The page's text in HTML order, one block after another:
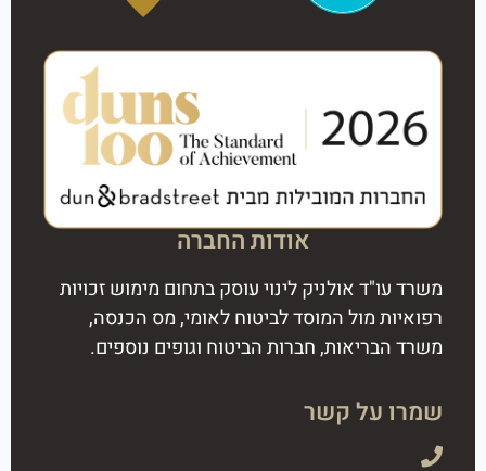
אודות החברה
משרד עו"ד אולניק לינוי עוסק בתחום מימוש זכויות
רפואיות מול המוסד לביטוח לאומי, מס הכנסה,
משרד הבריאות, חברות הביטוח וגופים נוספים.
שמרו על קשר